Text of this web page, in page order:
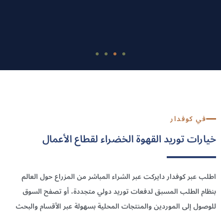
كوفدار
في كوفدار
خيارات توريد القهوة الخضراء لقطاع الأعمال
اطلب عبر كوفدار دايركت عبر الشراء المباشر من المزراع حول العالم
بنظام الطلب المسبق لدفعات توريد دولي متجددة، أو تصفح السوق
للوصول إلى الموردين والمنتجات المحلية بسهولة عبر الأقسام والبحث